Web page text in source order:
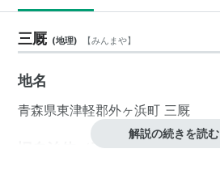
三厩 (地理) 【みんまや】
地名
青森県東津軽郡外ヶ浜町 三厩
旧自治体（三厩村）
解説の続きを読む